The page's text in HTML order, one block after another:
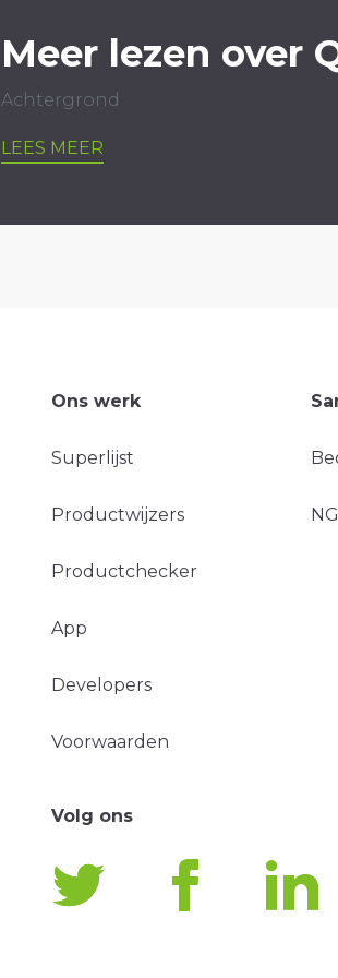
Meer lezen over
Achtergrond
LEES MEER
Ons werk
Superlijst
Productwijzers
Productchecker
App
Developers
Voorwaarden
Volg ons